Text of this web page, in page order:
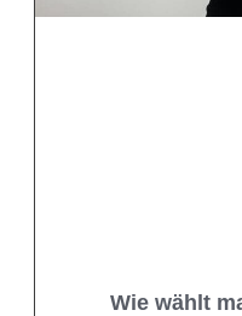
Wie wählt